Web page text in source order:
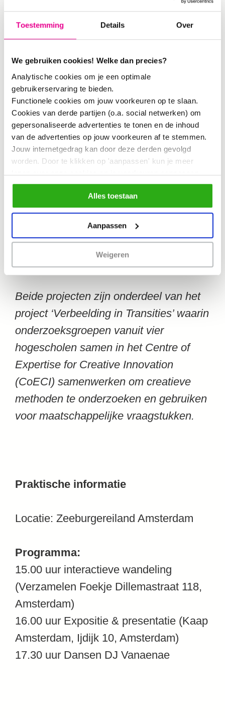
Toestemming Details Over
We gebruiken cookies! Welke dan precies?
Analytische cookies om je een optimale
gebruikerservaring te bieden.
Functionele cookies om jouw voorkeuren op te slaan.
Cookies van derde partijen (o.a. social netwerken) om
gepersonaliseerde advertenties te tonen en de inhoud
van de advertenties op jouw voorkeuren af te stemmen.
Jouw internetgedrag kan door deze derden gevolgd
worden. Door te klikken op 'aanpassen' kun je meer
lezen over onze cookies en je voorkeuren aanpassen.
Door op 'Alles toestaan' te klikken, ga je akkoord met het
gebruik van alle cookies zoals omschreven in
onscookiebeleid.
Alles toestaan
Aanpassen
Weigeren
Kunsten) samen met acht studenten
aan de slag gingen.
Ze laten je ervaren dat het
Zeeburgereiland niet zo leeg is als de
zand- en bouwvlakten of nieuwe
gebouwen in eerste instantie doen
voorkomen. Dat doen ze met beelden,
muziek en verhalen. Je gaat ervaren dat
je nooit op een lege plek komt te wonen
maar op een verhaal. En als
betrokkene, bewoner of bezoeker van
het Zeeburgereiland, voeg jij ook iets
toe aan dat verhaal.
Beide projecten zijn onderdeel van het
project ‘Verbeelding in Transities’ waarin
onderzoeksgroepen vanuit vier
hogescholen samen in het Centre of
Expertise for Creative Innovation
(CoECI) samenwerken om creatieve
methoden te onderzoeken en gebruiken
voor maatschappelijke vraagstukken.
Praktische informatie
Locatie: Zeeburgereiland Amsterdam
Programma:
15.00 uur interactieve wandeling
(Verzamelen Foekje Dillemastraat 118,
Amsterdam)
16.00 uur Expositie & presentatie (Kaap
Amsterdam, Ijdijk 10, Amsterdam)
17.30 uur Dansen DJ Vanaenae